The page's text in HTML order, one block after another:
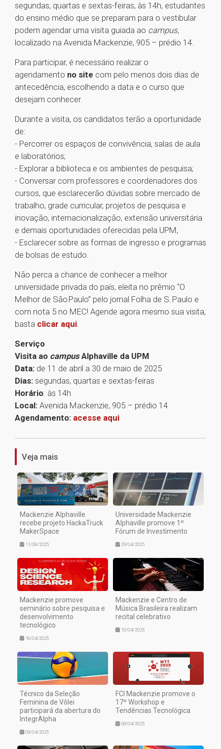
segundas, quartas e sextas-feiras, às 14h, estudantes
do ensino médio que se preparam para o vestibular
podem agendar uma visita guiada ao campus,
localizado na Avenida Mackenzie, 905 – prédio 14.
Para participar, é necessário realizar o
agendamento no site com pelo menos dois dias de
antecedência, escolhendo a data e o curso que
desejam conhecer.
Durante a visita, os candidatos terão a oportunidade
de:
- Percorrer os espaços de convivência, salas de aula
e laboratórios;
- Explorar a biblioteca e os ambientes de pesquisa;
- Conversar com professores e coordenadores dos
cursos, que esclarecerão dúvidas sobre mercado de
trabalho, grade curricular, projetos de pesquisa e
inovação, internacionalização, extensão universitária
e demais oportunidades oferecidas pela UPM;
- Esclarecer sobre as formas de ingresso e programas
de bolsas de estudo.
Não perca a chance de conhecer a melhor
universidade privada do país, eleita no prêmio “O
Melhor de São Paulo” pelo jornal Folha de S. Paulo e
com nota 5 no MEC! Agende agora mesmo sua visita,
basta clicar aqui.
Serviço
Visita ao campusAlphaville da UPM
Data: de 11 de abril a 30 de maio de 2025
Dias: segundas, quartas e sextas-feiras
Horário: às 14h
Local: Avenida Mackenzie, 905 – prédio 14
Agendamento: acesse aqui
1
Veja mais
Mackenzie Alphaville
recebe projeto HackaTruck
MakerSpace
11/08/2025
Universidade Mackenzie
Alphaville promove 1º
Fórum de Investimento
29/04/2025
Mackenzie promove
seminário sobre pesquisa e
desenvolvimento
tecnológico
16/04/2025
Mackenzie e Centro de
Música Brasileira realizam
recital celebrativo
10/04/2025
Técnico da Seleção
Feminina de Vôlei
participará da abertura do
IntegrAlpha
09/04/2025
FCI Mackenzie promove o
17º Workshop e
Tendências Tecnológica
08/04/2025